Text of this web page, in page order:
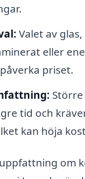
Valet av
eller
priset.
tid och
kan höja
om